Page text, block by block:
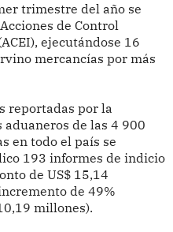
trimestre del año se
de Control
ejecutándose 16
mercancías por más
reportadas por la
de las 4 900
en todo el país se
193 informes de indicio
de US$ 15,14
de 49%
millones).